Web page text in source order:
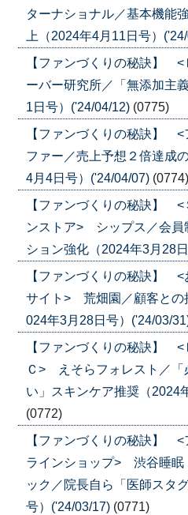
ターナショナル／基本機能
上（2024年4月11日号）
【ファンづくりの秘訣】
ーバー研究所／「無添加主
1日号）('24/04/12) (0775)
【ファンづくりの秘訣】
ファー／売上予想２倍達成
4月4日号）('24/04/07) (0774)
【ファンづくりの秘訣】 <
ンストア> シップス／会員
ション強化（2024年3月28
【ファンづくりの秘訣】 <
サイト> 荒畑園／顧客との
024年3月28日号）('24/03/
【ファンづくりの秘訣】
Ｃ> えそらフォレスト／「
い」スキンケア推奨（2024
(0772)
【ファンづくりの秘訣】 <
ラインショップ> 渋谷睡眠
ック／院長自ら「医師スタ
号）('24/03/17) (0771)